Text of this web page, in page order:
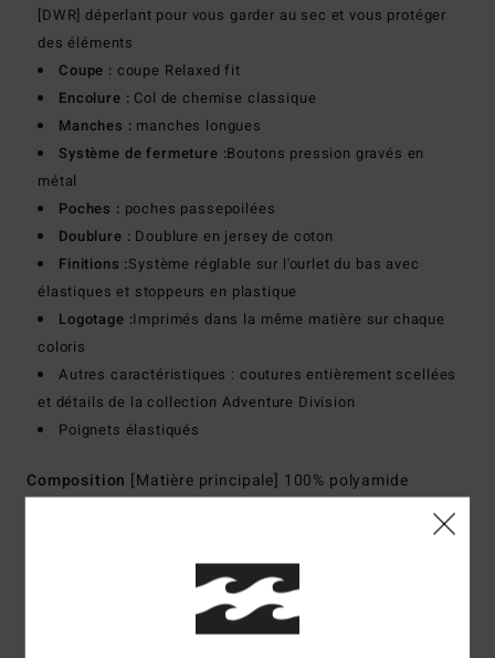
[DWR] déperlant pour vous garder au sec et vous protéger
des éléments
Coupe : coupe Relaxed fit
Encolure : Col de chemise classique
Manches : manches longues
Système de fermeture :Boutons pression gravés en
métal
Poches : poches passepoilées
Doublure : Doublure en jersey de coton
Finitions :Système réglable sur l'ourlet du bas avec
élastiques et stoppeurs en plastique
Logotage :Imprimés dans la même matière sur chaque
coloris
Autres caractéristiques : coutures entièrement scellées
et détails de la collection Adventure Division
Poignets élastiqués
Composition [Matière principale] 100% polyamide
Livraison & Retours